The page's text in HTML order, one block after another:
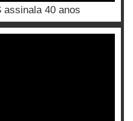
assinala 40 anos